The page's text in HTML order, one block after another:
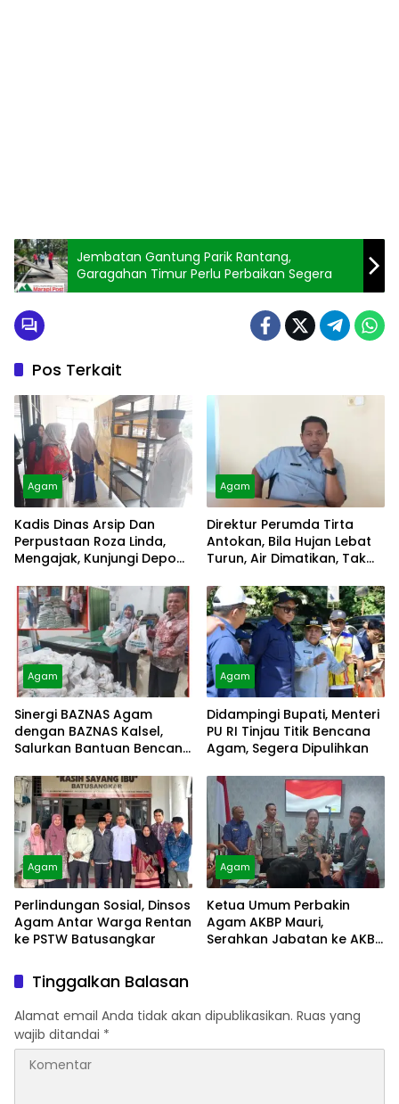
Jembatan Gantung Parik Rantang,
Garagahan Timur Perlu Perbaikan Segera
Pos Terkait
Agam
Kadis Dinas Arsip Dan
Perpustaan Roza Linda,
Mengajak, Kunjungi Depo
Agam
Direktur Perumda Tirta
Antokan, Bila Hujan Lebat
Turun, Air Dimatikan, Tak
Agam
Sinergi BAZNAS Agam
dengan BAZNAS Kalsel,
Salurkan Bantuan Bencana
Agam
Didampingi Bupati, Menteri
PU RI Tinjau Titik Bencana
Agam, Segera Dipulihkan
Agam
Perlindungan Sosial, Dinsos
Agam Antar Warga Rentan
ke PSTW Batusangkar
Agam
Ketua Umum Perbakin
Agam AKBP Mauri,
Serahkan Jabatan ke AKBP
Tinggalkan Balasan
Alamat email Anda tidak akan dipublikasikan. Ruas yang
wajib ditandai *